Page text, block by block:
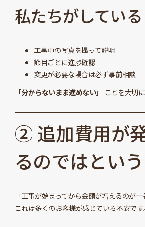
私たちがしてい
工事中の写真を撮って説明
節目ごとに進捗確認
変更が必要な場合は必ず事前相談
「分からないまま進めない」
ことを大切
② 追加費用が
るのではとい
「工事が始まってから金額が増えるのが一
これは多くのお客様が感じている不安です。